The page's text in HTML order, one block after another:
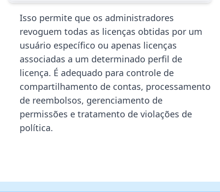
Isso permite que os administradores
revoguem todas as licenças obtidas por um
usuário específico ou apenas licenças
associadas a um determinado perfil de
licença. É adequado para controle de
compartilhamento de contas, processamento
de reembolsos, gerenciamento de
permissões e tratamento de violações de
política.